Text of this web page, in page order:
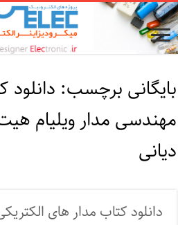
بایگانی برچسب:
مهندسی مدار ویلیام
دیانی
دانلود کتاب مدار های